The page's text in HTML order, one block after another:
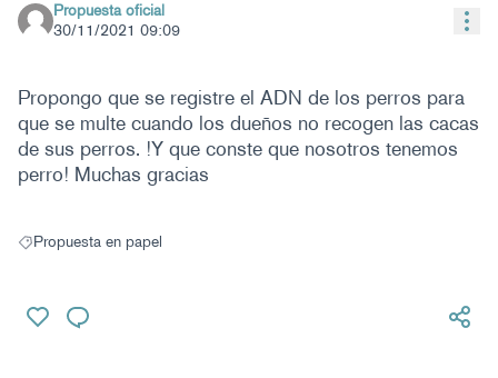
Propuesta oficial
30/11/2021 09:09
Propongo que se registre el ADN de los perros para
que se multe cuando los dueños no recogen las cacas
de sus perros. !Y que conste que nosotros tenemos
perro! Muchas gracias
Resultados al filtrar por: Propuesta en papel
Propuesta en papel